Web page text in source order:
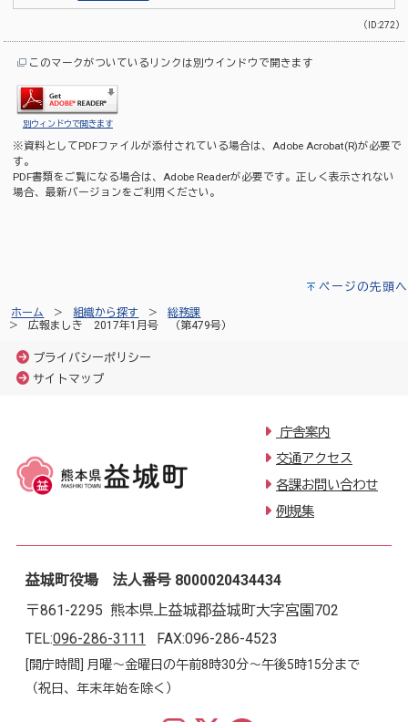
（ID:272）
このマークがついているリンクは別ウインドウで開きます
別ウィンドウで開きます
※資料としてPDFファイルが添付されている場合は、Adobe Acrobat(R)が必要で
す。
PDF書類をご覧になる場合は、Adobe Readerが必要です。正しく表示されない
場合、最新バージョンをご利用ください。
ページの先頭へ
ホーム 組織から探す
総務課
広報ましき 2017年1月号 （第479号）
プライバシーポリシー
サイトマップ
庁舎案内
交通アクセス
各課お問い合わせ
例規集
益城町役場 法人番号 8000020434434
〒861-2295 熊本県上益城郡益城町大字宮園702
TEL:096-286-3111 FAX:096-286-4523
[開庁時間] 月曜～金曜日の午前8時30分～午後5時15分まで
（祝日、年末年始を除く）